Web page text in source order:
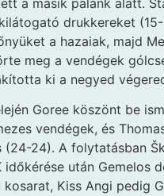
a másik palánk alatt.
drukkereket
a hazaiak, majd
meg a vendégek
ki a negyed
Goree köszönt be
vendégek, és
(24-24). A folytatásban
időkérése után Gemelos
Kiss Angi pedig